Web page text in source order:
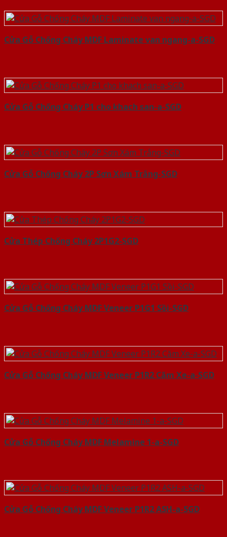
Cửa Gỗ Chống Cháy MDF Laminate van ngang-a-SGD
Cửa Gỗ Chống Cháy P1 cho khach san-a-SGD
Cửa Gỗ Chống Cháy 2P Sơn Xám Trắng-SGD
Cửa Thép Chống Cháy 2P1G2-SGD
Cửa Gỗ Chống Cháy MDF Veneer P1G1 Sồi-SGD
Cửa Gỗ Chống Cháy MDF Veneer P1R2 Căm Xe-a-SGD
Cửa Gỗ Chống Cháy MDF Melamine 1-a-SGD
Cửa Gỗ Chống Cháy MDF Veneer P1R2 ASH-a-SGD